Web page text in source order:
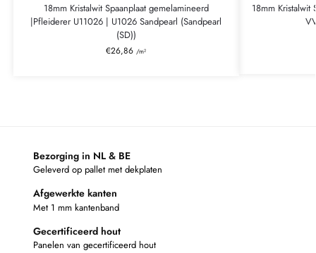
18mm Kristalwit Spaanplaat gemelamineerd
|Pfleiderer U11026 | U1026 Sandpearl (Sandpearl
(SD))
€26,86 /m²
18mm Kristalwit
Bezorging in NL & BE
Geleverd op pallet met dekplaten
Afgewerkte kanten
Met 1 mm kantenband
Gecertificeerd hout
Panelen van gecertificeerd hout